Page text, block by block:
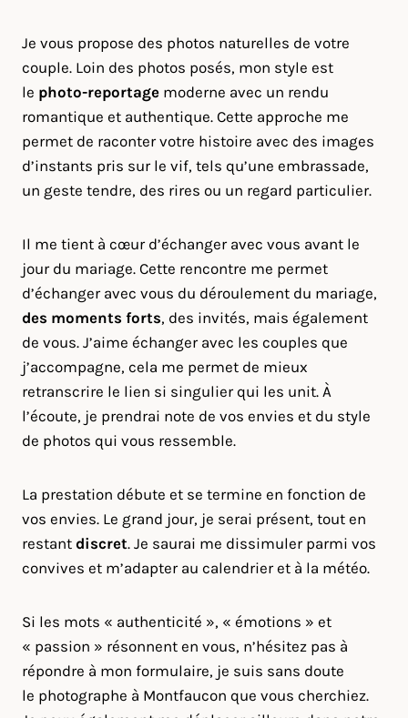
Je vous propose des photos naturelles de votre
couple. Loin des photos posés, mon style est
le photo-reportage moderne avec un rendu
romantique et authentique. Cette approche me
permet de raconter votre histoire avec des images
d’instants pris sur le vif, tels qu’une embrassade,
un geste tendre, des rires ou un regard particulier.
Il me tient à cœur d’échanger avec vous avant le
jour du mariage. Cette rencontre me permet
d’échanger avec vous du déroulement du mariage,
des moments forts, des invités, mais également
de vous. J’aime échanger avec les couples que
j’accompagne, cela me permet de mieux
retranscrire le lien si singulier qui les unit. À
l’écoute, je prendrai note de vos envies et du style
de photos qui vous ressemble.
La prestation débute et se termine en fonction de
vos envies. Le grand jour, je serai présent, tout en
restant discret. Je saurai me dissimuler parmi vos
convives et m’adapter au calendrier et à la météo.
Si les mots « authenticité », « émotions » et
« passion » résonnent en vous, n’hésitez pas à
répondre à mon formulaire, je suis sans doute
le photographe à Montfaucon que vous cherchiez.